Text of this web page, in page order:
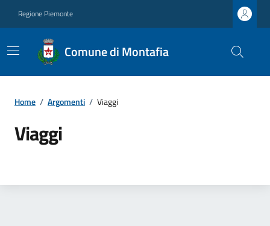
Regione Piemonte
Comune di Montafia
Home / Argomenti / Viaggi
Viaggi